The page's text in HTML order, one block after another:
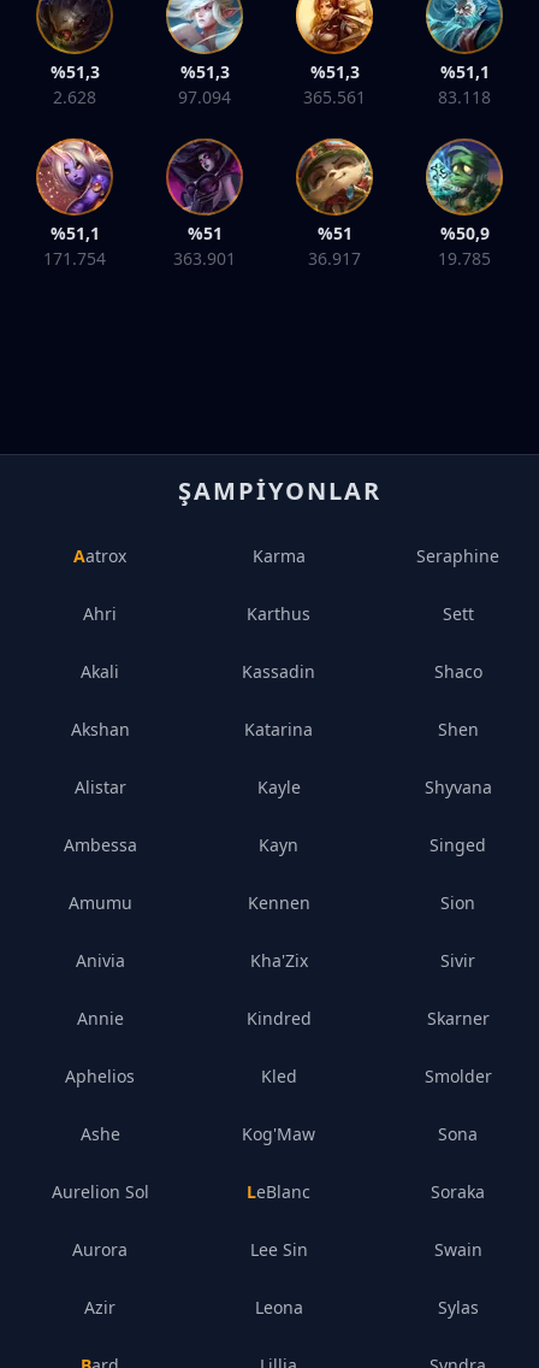
%51,3
2.628
%51,3
97.094
%51,3
365.561
%51,1
83.118
%51,1
171.754
%51
363.901
%51
36.917
%50,9
19.785
ŞAMPIYONLAR
Aatrox
Ahri
Akali
Akshan
Alistar
Ambessa
Amumu
Anivia
Annie
Aphelios
Ashe
Aurelion Sol
Aurora
Azir
Karma
Karthus
Kassadin
Katarina
Kayle
Kayn
Kennen
Kha'Zix
Kindred
Kled
Kog'Maw
LeBlanc
Lee Sin
Leona
Seraphine
Sett
Shaco
Shen
Shyvana
Singed
Sion
Sivir
Skarner
Smolder
Sona
Soraka
Swain
Sylas